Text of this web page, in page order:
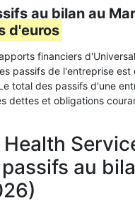
au bilan au
d'euros
financiers
passifs de l'entreprise est
total des passifs d'une
dettes et obligations
au